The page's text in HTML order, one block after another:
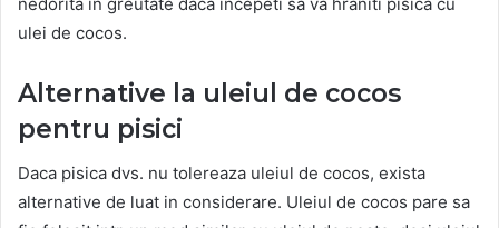
ulei de cocos.
Alternative la uleiul de cocos
pentru pisici
Daca pisica dvs. nu tolereaza uleiul de cocos, exista
alternative de luat in considerare. Uleiul de cocos pare sa